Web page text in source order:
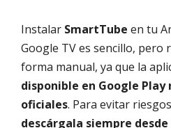
Instalar SmartTube en tu
Google TV es sencillo, pero
forma manual, ya que la
disponible en Google
oficiales. Para evitar
descárgala siempre